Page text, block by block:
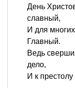
День
славный,
И для
Главный.
Ведь
дело,
И к